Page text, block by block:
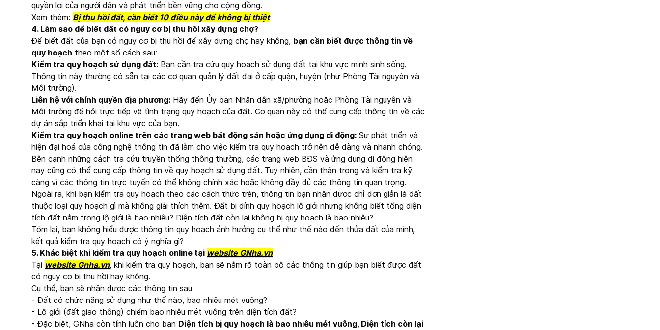
quyền lợi của người dân và phát triển bền vững cho cộng đồng.
Xem thêm: Bị thu hồi đất, cần biết 10 điều này để không bị thiệt
4. Làm sao để biết đất có nguy cơ bị thu hồi xây dựng chợ?
Để biết đất của bạn có nguy cơ bị thu hồi để xây dựng chợ hay không, bạn cần biết được thông tin về
quy hoạch theo một số cách sau:
Kiểm tra quy hoạch sử dụng đất: Bạn cần tra cứu quy hoạch sử dụng đất tại khu vực mình sinh sống.
Thông tin này thường có sẵn tại các cơ quan quản lý đất đai ở cấp quận, huyện (như Phòng Tài nguyên và
Môi trường).
Liên hệ với chính quyền địa phương: Hãy đến Ủy ban Nhân dân xã/phường hoặc Phòng Tài nguyên và
Môi trường để hỏi trực tiếp về tình trạng quy hoạch của đất. Cơ quan này có thể cung cấp thông tin về các
dự án sắp triển khai tại khu vực của bạn.
Kiểm tra quy hoạch online trên các trang web bất động sản hoặc ứng dụng di động: Sự phát triển và
hiện đại hoá của công nghệ thông tin đã làm cho việc kiểm tra quy hoạch trở nên dễ dàng và nhanh chóng.
Bên cạnh những cách tra cứu truyền thống thông thường, các trang web BĐS và ứng dụng di động hiện
nay cũng có thể cung cấp thông tin về quy hoạch sử dụng đất. Tuy nhiên, cần thận trọng và kiểm tra kỹ
càng vì các thông tin trực tuyến có thể không chính xác hoặc không đầy đủ các thông tin quan trọng.
Ngoài ra, khi bạn kiểm tra quy hoạch theo các cách thức trên, thông tin bạn nhận được chỉ đơn giản là đất
thuộc loại quy hoạch gì mà không giải thích thêm. Đất bị dính quy hoạch lộ giới nhưng không biết tổng diện
tích đất nằm trong lộ giới là bao nhiêu? Diện tích đất còn lại không bị quy hoạch là bao nhiêu?
Tóm lại, bạn không hiểu được thông tin quy hoạch ảnh hưởng cụ thể như thế nào đến thửa đất của mình,
kết quả kiểm tra quy hoạch có ý nghĩa gì?
5. Khác biệt khi kiểm tra quy hoạch online tại website GNha.vn
Tại website Gnha.vn, khi kiểm tra quy hoạch, bạn sẽ nắm rõ toàn bộ các thông tin giúp bạn biết được đất
có nguy cơ bị thu hồi hay không.
Cụ thể, bạn sẽ nhận được các thông tin sau:
- Đất có chức năng sử dụng như thế nào, bao nhiêu mét vuông?
- Lộ giới (đất giao thông) chiếm bao nhiêu mét vuông trên diện tích đất?
- Đặc biệt, GNha còn tính luôn cho bạn Diện tích bị quy hoạch là bao nhiêu mét vuông, Diện tích còn lại